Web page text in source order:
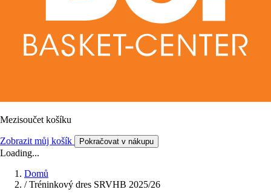
Mezisoučet košíku
Zobrazit můj košík Pokračovat v nákupu
Loading...
Domů
/ Tréninkový dres SRVHB 2025/26